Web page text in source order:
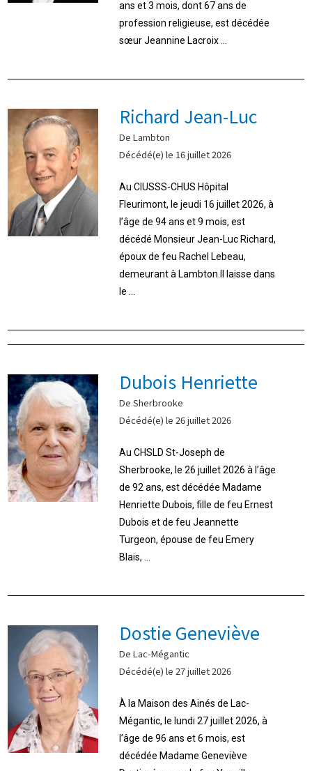
ans et 3 mois, dont 67 ans de
profession religieuse, est décédée
sœur Jeannine Lacroix ...
Richard Jean-Luc
De Lambton
Décédé(e) le 16 juillet 2026
Au CIUSSS-CHUS Hôpital
Fleurimont, le jeudi 16 juillet 2026, à
l’âge de 94 ans et 9 mois, est
décédé Monsieur Jean-Luc Richard,
époux de feu Rachel Lebeau,
demeurant à Lambton.Il laisse dans
le ...
Dubois Henriette
De Sherbrooke
Décédé(e) le 26 juillet 2026
Au CHSLD St-Joseph de
Sherbrooke, le 26 juillet 2026 à l’âge
de 92 ans, est décédée Madame
Henriette Dubois, fille de feu Ernest
Dubois et de feu Jeannette
Turgeon, épouse de feu Emery
Blais, ...
Dostie Geneviève
De Lac-Mégantic
Décédé(e) le 27 juillet 2026
À la Maison des Ainés de Lac-
Mégantic, le lundi 27 juillet 2026, à
l’âge de 96 ans et 6 mois, est
décédée Madame Geneviève